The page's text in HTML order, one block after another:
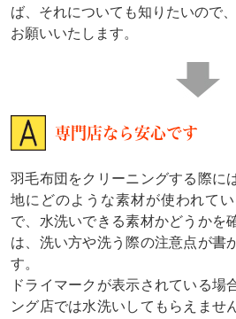
ば、それについても知りたいので
お願いいたします。
専門店なら安心です
羽毛布団をクリーニングする際に
地にどのような素材が使われて
で、水洗いできる素材かどうかを
は、洗い方や洗う際の注意点が書
す。
ドライマークが表示されている場
ング店では水洗いしてもらえませ